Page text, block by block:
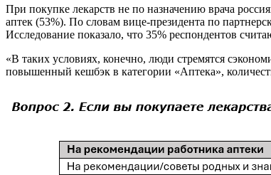
При покупке лекарств не по назначению врача
аптек (53%). По словам вице-президента по
Исследование показало, что 35% респондентов
«В таких условиях, конечно, люди стремятся
повышенный кешбэк в категории «Аптека»,